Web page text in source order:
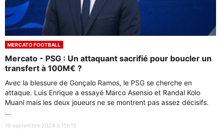
MERCATO FOOTBALL
Mercato - PSG : Un attaquant sacrifié pour boucler un
transfert à 100M€ ?
Avec la blessure de Gonçalo Ramos, le PSG se cherche en
attaque. Luis Enrique a essayé Marco Asensio et Randal Kolo
Muani mais les deux joueurs ne se montrent pas assez décisifs.
...
19 septembre 2024 à 15h15